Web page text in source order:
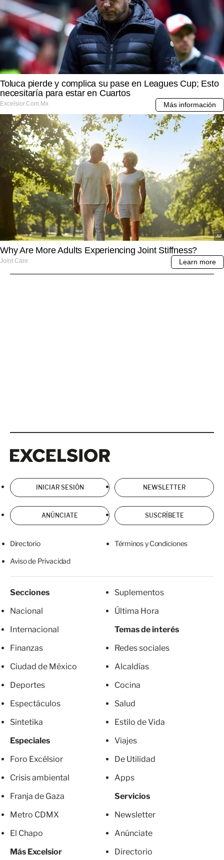
INICIAR SESIÓN NEWSLETTER
ANÚNCIATE SUSCRÍBETE
Directorio Términos y Condiciones
Aviso de Privacidad
Secciones
Nacional
Internacional
Finanzas
Ciudad de México
Deportes
Espectáculos
Sintetika
Especiales
Foro Excélsior
Crisis ambiental
Franja de Gaza
Metro CDMX
El Chapo
Más Excelsior
Suplementos
Última Hora
Temas de interés
Redes sociales
Alcaldías
Cocina
Salud
Estilo de Vida
Viajes
De Utilidad
Apps
Servicios
Newsletter
Anúnciate
Directorio